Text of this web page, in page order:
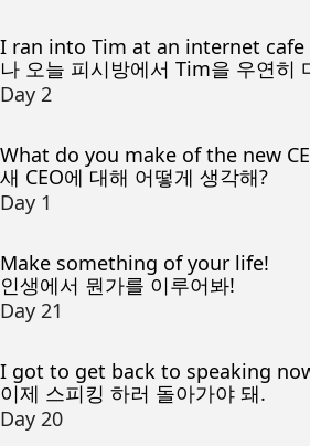
I ran into Tim at an internet cafe
나 오늘 피시방에서 Tim을 우연히
Day 2
What do you make of the new
새 CEO에 대해 어떻게 생각해?
Day 1
Make something of your life!
인생에서 뭔가를 이루어봐!
Day 21
I got to get back to speaking
이제 스피킹 하러 돌아가야 돼.
Day 20